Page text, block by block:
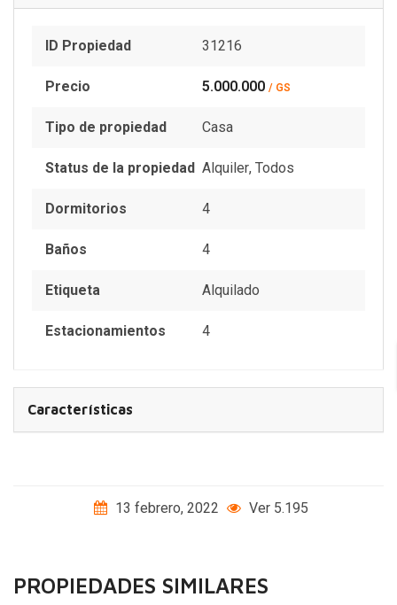
ID Propiedad 31216
Precio 5.000.000 / GS
Tipo de propiedad Casa
Status de la propiedad Alquiler, Todos
Dormitorios 4
Baños 4
Etiqueta Alquilado
Estacionamientos 4
Características
13 febrero, 2022 Ver 5.195
PROPIEDADES SIMILARES